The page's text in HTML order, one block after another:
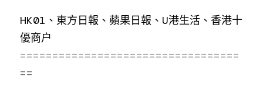
HK01、東方日報、蘋果日報、U港生活、香港十
優商户
==================================
==